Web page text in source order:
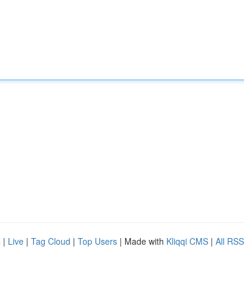
| Live | Tag Cloud | Top Users | Made with Kliqqi CMS | All